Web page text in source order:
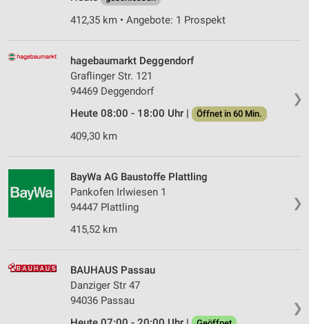
412,35 km • Angebote: 1 Prospekt
❯
hagebaumarkt Deggendorf
Graflinger Str. 121
94469 Deggendorf
Heute 08:00 - 18:00 Uhr |
Öffnet in 60 Min.
409,30 km
❯
BayWa AG Baustoffe Plattling
Pankofen Irlwiesen 1
94447 Plattling
415,52 km
❯
BAUHAUS Passau
Danziger Str 47
94036 Passau
auf einem Endgerät
Erstellung von Profilen für personalisierte
Verwendung von Profilen zur Auswahl
Verwendung von Profilen zur Auswahl
personalisierter Inhalte
Messung der Werbeleistung
Analyse von Zielgruppen durch Statistiken oder
Kombinationen von Daten aus verschiedenen